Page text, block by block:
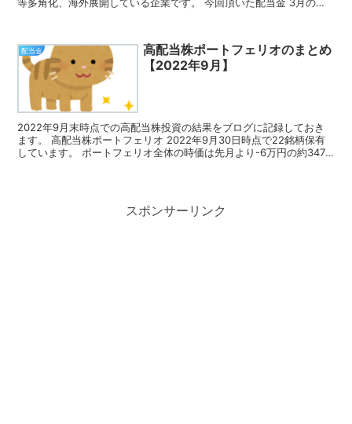
配当金
高配当株ポートフェリオのまとめ
【2022年9月】
2022年9月末時点での高配当株投資の結果をブログに記録しておき
ます。 高配当株ポートフェリオ 2022年9月30日時点で22銘柄保有
しています。 ポートフェリオ全体の時価は先月より-6万円の約347
スポンサーリンク